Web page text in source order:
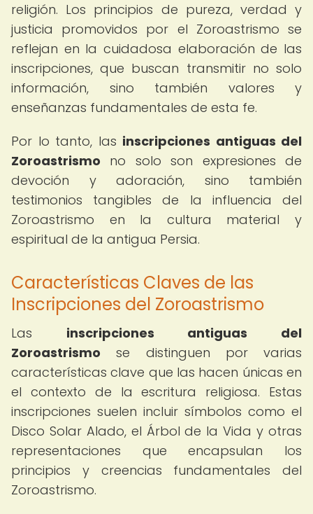
religión. Los principios de pureza, verdad y
justicia promovidos por el Zoroastrismo se
reflejan en la cuidadosa elaboración de las
inscripciones, que buscan transmitir no solo
información, sino también valores y
enseñanzas fundamentales de esta fe.
Por lo tanto, las inscripciones antiguas del
Zoroastrismo no solo son expresiones de
devoción y adoración, sino también
testimonios tangibles de la influencia del
Zoroastrismo en la cultura material y
espiritual de la antigua Persia.
Características Claves de las
Inscripciones del Zoroastrismo
Las inscripciones antiguas del
Zoroastrismo se distinguen por varias
características clave que las hacen únicas en
el contexto de la escritura religiosa. Estas
inscripciones suelen incluir símbolos como el
Disco Solar Alado, el Árbol de la Vida y otras
representaciones que encapsulan los
principios y creencias fundamentales del
Zoroastrismo.